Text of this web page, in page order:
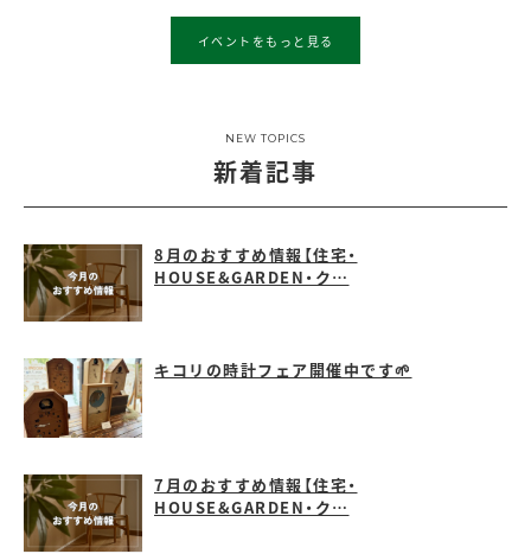
イベントをもっと見る
NEW TOPICS
新着記事
8月のおすすめ情報【住宅・
HOUSE&GARDEN・ク…
キコリの時計フェア開催中です🌱
7月のおすすめ情報【住宅・
HOUSE&GARDEN・ク…